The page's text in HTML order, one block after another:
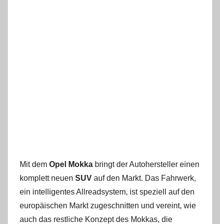
Mit dem Opel Mokka bringt der Autohersteller einen
komplett neuen SUV auf den Markt. Das Fahrwerk,
ein intelligentes Allreadsystem, ist speziell auf den
europäischen Markt zugeschnitten und vereint, wie
auch das restliche Konzept des Mokkas, die